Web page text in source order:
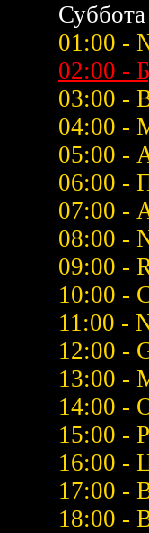
Суббота
01:00 -
02:00 -
03:00 -
04:00 -
05:00 -
06:00 -
07:00 -
08:00 -
09:00 -
10:00 -
11:00 -
12:00 -
13:00 -
14:00 -
15:00 -
16:00 -
17:00 -
18:00 -